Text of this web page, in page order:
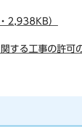
2,938KB）
する工事の許